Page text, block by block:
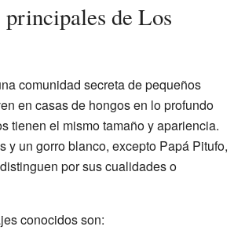
principales de Los
comunidad secreta de pequeños
en casas de hongos en lo profundo
tienen el mismo tamaño y apariencia.
y un gorro blanco, excepto Papá Pitufo,
por sus cualidades o
conocidos son: